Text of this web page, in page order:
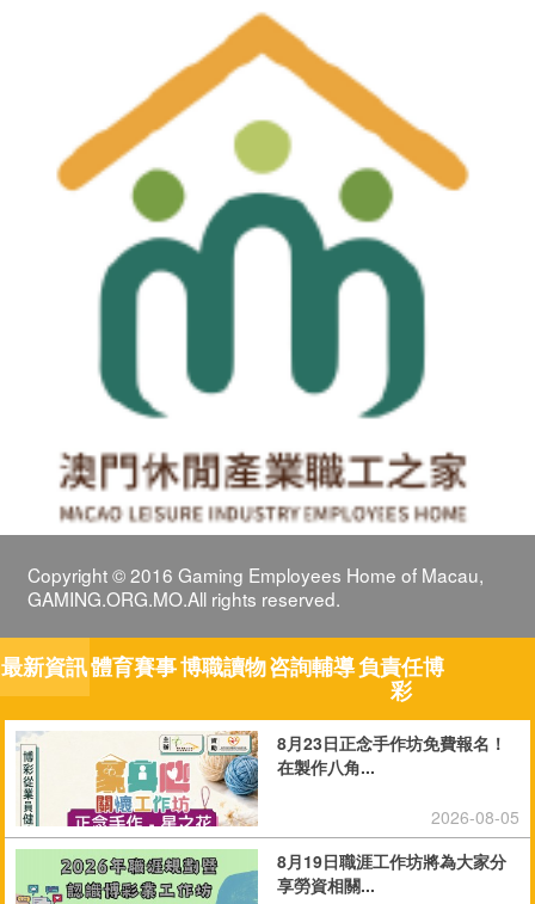
Copyright © 2016 Gaming Employees Home of Macau,
GAMING.ORG.MO.All rights reserved.
最新資訊體育賽事博職讀物咨詢輔導負責任博
彩
8月23日正念手作坊免費報名！
在製作八角...
2026-08-05
8月19日職涯工作坊將為大家分
享勞資相關...